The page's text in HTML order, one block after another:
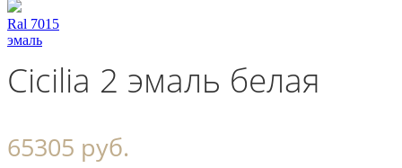
Ral 7015
эмаль
Cicilia 2 эмаль белая
65305 руб.